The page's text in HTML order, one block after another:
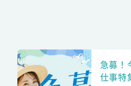
急募！
仕事特